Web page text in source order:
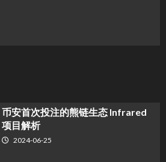
币安首次投注的熊链生态 Infrared
项目解析
2024-06-25